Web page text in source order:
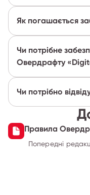
Як погашається
Чи потрібне
Овердрафту
Чи потрібно
Правила
Попередні